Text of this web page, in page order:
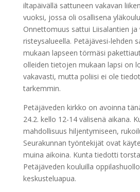
iltapäivällä sattuneen vakavan
vuoksi, jossa oli osallisena
Onnettomuus sattui Liisalantien ja
risteysalueella. Petäjävesi-lehden
mukaan lapseen törmäsi
olleiden tietojen mukaan lapsi on
vakavasti, mutta poliisi ei ole
tarkemmin.
Petäjäveden kirkko on avoinna
24.2. kello 12-14 välisenä aikana.
mahdollisuus hiljentymiseen,
Seurakunnan työntekijät ovat
muina aikoina. Kunta tiedotti
Petäjäveden kouluilla
keskusteluapua.